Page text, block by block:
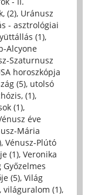
(2), Uránusz
- asztrológiai
(1),
Alcyone
Szaturnusz
horoszkópja
(5), utolsó
(1),
(1),
éve
Mária
, Vénusz-Plútó
(1), Veronika
Győzelmes
(5), Világ
világuralom (1),